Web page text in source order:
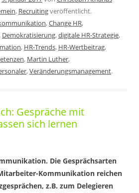
, Recruitingveröffentlicht.
,Change HR,
Demokratisierung,digitale HR-Strategie,
, HR-Trends, HR-Wertbeitrag,
, Martin Luther,
,Veränderungsmanagement.
Gespräche mit
sich lernen
Die Gesprächsarten
Kommunikation reichen
z.B. zum Delegieren